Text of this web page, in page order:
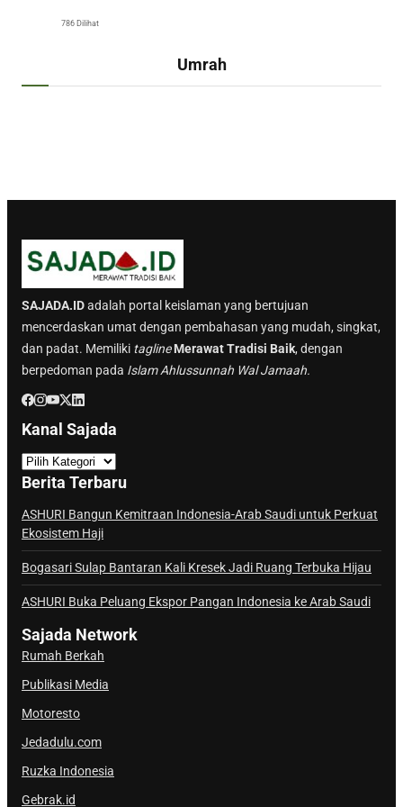
786 Dilihat
Umrah
SAJADA.IDadalah portal keislaman yang bertujuan
mencerdaskan umat dengan pembahasan yang mudah, singkat,
dan padat. Memiliki tagline Merawat Tradisi Baik, dengan
berpedoman pada Islam Ahlussunnah Wal Jamaah.
Kanal Sajada
K
a
n
a
l
j
d
a
Berita Terbaru
ASHURI Bangun Kemitraan Indonesia-Arab Saudi untuk Perkuat
Ekosistem Haji
Bogasari Sulap Bantaran Kali Kresek Jadi Ruang Terbuka Hijau
ASHURI Buka Peluang Ekspor Pangan Indonesia ke Arab Saudi
Sajada Network
Rumah Berkah
Publikasi Media
Motoresto
Jedadulu.com
Ruzka Indonesia
Gebrak.id